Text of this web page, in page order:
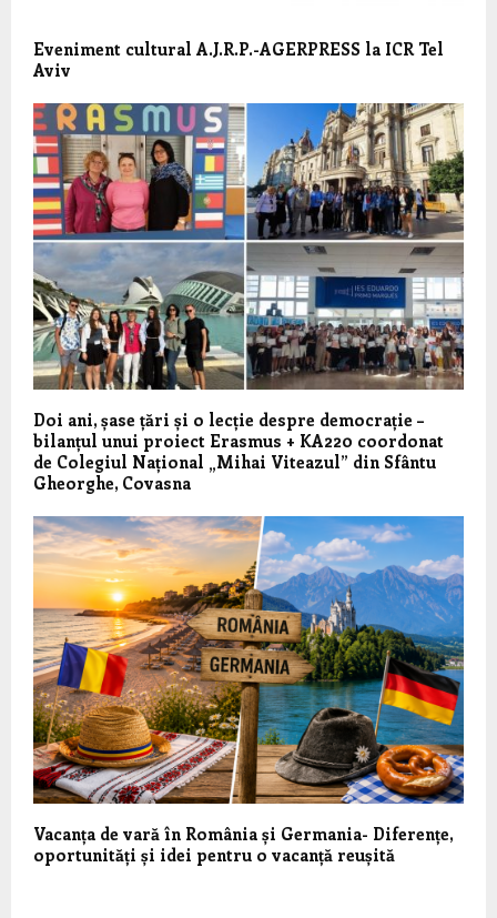
Eveniment cultural A.J.R.P.-AGERPRESS la ICR Tel
Aviv
Doi ani, șase țări și o lecție despre democrație –
bilanțul unui proiect Erasmus + KA220 coordonat
de Colegiul Național „Mihai Viteazul” din Sfântu
Gheorghe, Covasna
Vacanța de vară în România și Germania- Diferențe,
oportunități și idei pentru o vacanță reușită